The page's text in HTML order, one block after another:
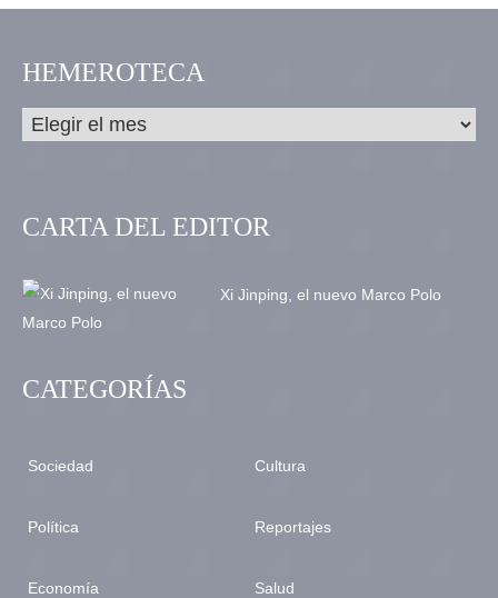
HEMEROTECA
CARTA DEL EDITOR
Xi Jinping, el nuevo Marco Polo
CATEGORÍAS
Sociedad
Política
Economía
Cultura
Reportajes
Salud